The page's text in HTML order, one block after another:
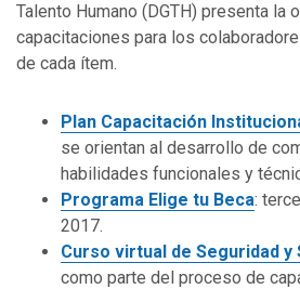
Talento Humano (DGTH) presenta la
capacitaciones para los
de cada ítem.
Plan Capacitación
se orientan al desarrollo de
habilidades funcionales y
Programa Elige tu Beca:
2017.
Curso virtual de Seguridad y
como parte del proceso de